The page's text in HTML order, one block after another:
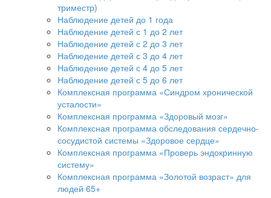
триместр)
Наблюдение детей до 1 года
Наблюдение детей с 1 до 2 лет
Наблюдение детей с 2 до 3 лет
Наблюдение детей с 3 до 4 лет
Наблюдение детей с 4 до 5 лет
Наблюдение детей с 5 до 6 лет
Комплексная программа «Синдром хронической
усталости»
Комплексная программа «Здоровый мозг»
Комплексная программа обследования сердечно-
сосудистой системы «Здоровое сердце»
Комплексная программа «Проверь эндокринную
систему»
Комплексная программа «Золотой возраст» для
людей 65+